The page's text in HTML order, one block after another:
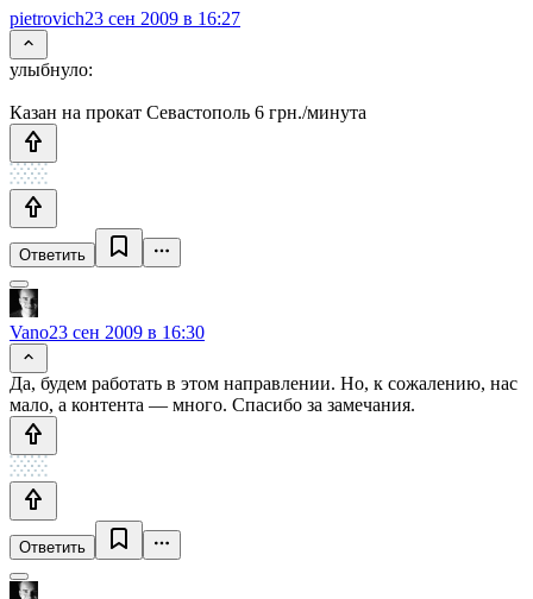
pietrovich23 сен 2009 в 16:27
улыбнуло:
Казан на прокат Севастополь 6 грн./минута
Ответить
Vano23 сен 2009 в 16:30
Да, будем работать в этом направлении. Но, к сожалению, нас
мало, а контента — много. Спасибо за замечания.
Ответить